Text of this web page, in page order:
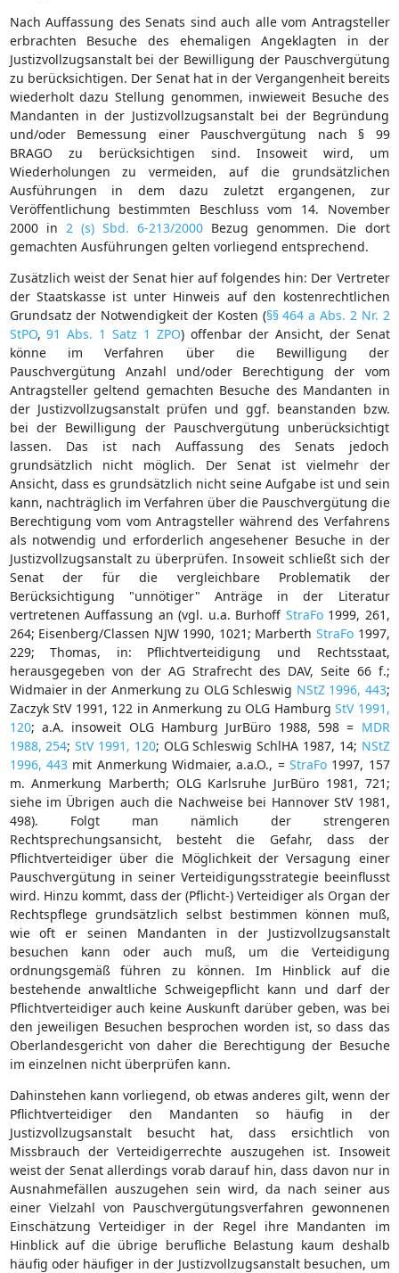
Nach Auffassung des Senats sind auch alle vom Antragsteller
erbrachten Besuche des ehemaligen Angeklagten in der
Justizvollzugsanstalt bei der Bewilligung der Pauschvergütung
zu berücksichtigen. Der Senat hat in der Vergangenheit bereits
wiederholt dazu Stellung genommen, inwieweit Besuche des
Mandanten in der Justizvollzugsanstalt bei der Begründung
und/oder Bemessung einer Pauschvergütung nach § 99
BRAGO zu berücksichtigen sind. Insoweit wird, um
Wiederholungen zu vermeiden, auf die grundsätzlichen
Ausführungen in dem dazu zuletzt ergangenen, zur
Veröffentlichung bestimmten Beschluss vom 14. November
2000 in 2 (s) Sbd. 6-213/2000 Bezug genommen. Die dort
gemachten Ausführungen gelten vorliegend entsprechend.
Zusätzlich weist der Senat hier auf folgendes hin: Der Vertreter
der Staatskasse ist unter Hinweis auf den kostenrechtlichen
Grundsatz der Notwendigkeit der Kosten (§§ 464 a Abs. 2 Nr. 2
StPO,91 Abs. 1 Satz 1 ZPO) offenbar der Ansicht, der Senat
könne im Verfahren über die Bewilligung der
Pauschvergütung Anzahl und/oder Berechtigung der vom
Antragsteller geltend gemachten Besuche des Mandanten in
der Justizvollzugsanstalt prüfen und ggf. beanstanden bzw.
bei der Bewilligung der Pauschvergütung unberücksichtigt
lassen. Das ist nach Auffassung des Senats jedoch
grundsätzlich nicht möglich. Der Senat ist vielmehr der
Ansicht, dass es grundsätzlich nicht seine Aufgabe ist und sein
kann, nachträglich im Verfahren über die Pauschvergütung die
Berechtigung vom vom Antragsteller während des Verfahrens
als notwendig und erforderlich angesehener Besuche in der
Justizvollzugsanstalt zu überprüfen. Insoweit schließt sich der
Senat der für die vergleichbare Problematik der
Berücksichtigung "unnötiger" Anträge in der Literatur
vertretenen Auffassung an (vgl. u.a. Burhoff StraFo1999, 261,
264; Eisenberg/Classen NJW 1990, 1021; Marberth StraFo1997,
229; Thomas, in: Pflichtverteidigung und Rechtsstaat,
herausgegeben von der AG Strafrecht des DAV, Seite 66 f.;
Widmaier in der Anmerkung zu OLG Schleswig NStZ 1996, 443;
Zaczyk StV 1991, 122 in Anmerkung zu OLG Hamburg StV 1991,
120; a.A. insoweit OLG Hamburg JurBüro 1988, 598 = MDR
1988, 254;StV 1991, 120; OLG Schleswig SchlHA 1987, 14; NStZ
1996, 443mit Anmerkung Widmaier, a.a.O., = StraFo1997, 157
m. Anmerkung Marberth; OLG Karlsruhe JurBüro 1981, 721;
siehe im Übrigen auch die Nachweise bei Hannover StV 1981,
498). Folgt man nämlich der strengeren
Rechtsprechungsansicht, besteht die Gefahr, dass der
Pflichtverteidiger über die Möglichkeit der Versagung einer
Pauschvergütung in seiner Verteidigungsstrategie beeinflusst
wird. Hinzu kommt, dass der (Pflicht-) Verteidiger als Organ der
Rechtspflege grundsätzlich selbst bestimmen können muß,
wie oft er seinen Mandanten in der Justizvollzugsanstalt
besuchen kann oder auch muß, um die Verteidigung
ordnungsgemäß führen zu können. Im Hinblick auf die
bestehende anwaltliche Schweigepflicht kann und darf der
Pflichtverteidiger auch keine Auskunft darüber geben, was bei
den jeweiligen Besuchen besprochen worden ist, so dass das
Oberlandesgericht von daher die Berechtigung der Besuche
im einzelnen nicht überprüfen kann.
Dahinstehen kann vorliegend, ob etwas anderes gilt, wenn der
Pflichtverteidiger den Mandanten so häufig in der
Justizvollzugsanstalt besucht hat, dass ersichtlich von
Missbrauch der Verteidigerrechte auszugehen ist. Insoweit
weist der Senat allerdings vorab darauf hin, dass davon nur in
Ausnahmefällen auszugehen sein wird, da nach seiner aus
einer Vielzahl von Pauschvergütungsverfahren gewonnenen
Einschätzung Verteidiger in der Regel ihre Mandanten im
Hinblick auf die übrige berufliche Belastung kaum deshalb
häufig oder häufiger in der Justizvollzugsanstalt besuchen, um